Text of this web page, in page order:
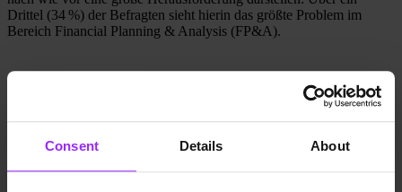
Consent Details About
Drittel (34 %) der Befragten sieht hierin das größte Problem im
Bereich Financial Planning & Analysis (FP&A).
Während des Flagship-Events kündigte Lucanet die vollständige
Integration aller Lösungen in die CFO Solution Platform des
Unternehmens an. Diese Plattform umfasst nun: